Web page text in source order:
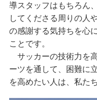
導スタッフはもちろん
してくださる周りの人
の感謝する気持ちを心
ことです。
サッカーの技術力を
ーツを通して、困難に
を高めたい人は、私た